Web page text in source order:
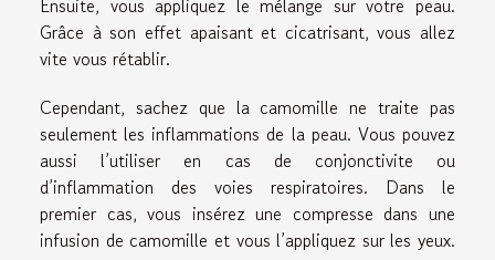
Ensuite, vous appliquez le mélange sur votre peau.
Grâce à son effet apaisant et cicatrisant, vous allez
vite vous rétablir.
Cependant, sachez que la camomille ne traite pas
seulement les inflammations de la peau. Vous pouvez
aussi l’utiliser en cas de conjonctivite ou
d’inflammation des voies respiratoires. Dans le
premier cas, vous insérez une compresse dans une
infusion de camomille et vous l’appliquez sur les yeux.